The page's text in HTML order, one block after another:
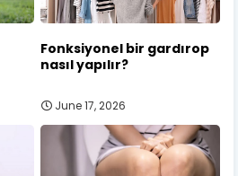
Fonksiyonel bir gardırop
nasıl yapılır?
June 17, 2026